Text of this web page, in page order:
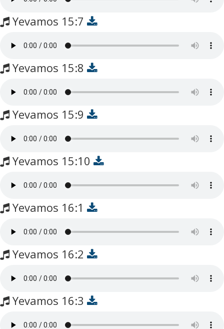
Yevamos 15:7
Yevamos 15:8
Yevamos 15:9
Yevamos 15:10
Yevamos 16:1
Yevamos 16:2
Yevamos 16:3